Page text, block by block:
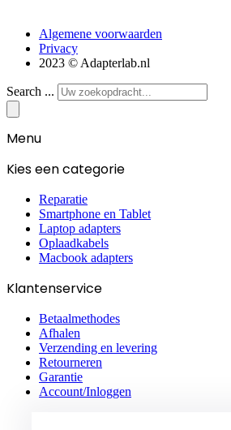
Algemene voorwaarden
Privacy
2023 © Adapterlab.nl
Search ...
Menu
Kies een categorie
Reparatie
Smartphone en Tablet
Laptop adapters
Oplaadkabels
Macbook adapters
Klantenservice
Betaalmethodes
Afhalen
Verzending en levering
Retourneren
Garantie
Account/Inloggen